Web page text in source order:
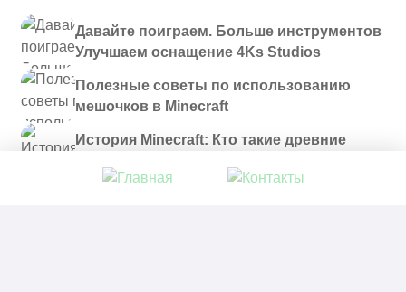
Давайте поиграем. Больше инструментов
Улучшаем оснащение 4Ks Studios
Полезные советы по использованию
мешочков в Minecraft
История Minecraft: Кто такие древние